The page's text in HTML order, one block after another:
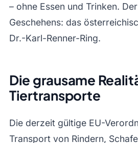
– ohne Essen und Trinken.
Geschehens: das
Dr.-Karl-Renner-Ring.
Die grausame
Tiertransporte
Die derzeit gültige EU-
Transport von Rindern,